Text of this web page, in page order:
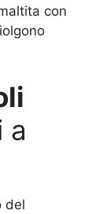
con
a
del